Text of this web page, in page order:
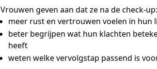
Vrouwen geven aan dat ze na de check-up:
meer rust en vertrouwen voelen in hun
beter begrijpen wat hun klachten
heeft
weten welke vervolgstap passend is